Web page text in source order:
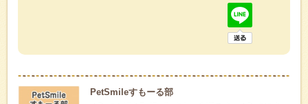
PetSmileすもーる部